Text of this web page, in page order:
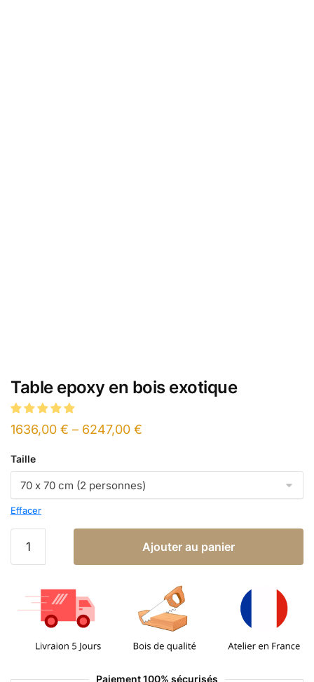
Table epoxy en bois exotique
1636,00 € – 6247,00 €
Taille
Effacer
Ajouter au panier
Paiement 100% sécurisés